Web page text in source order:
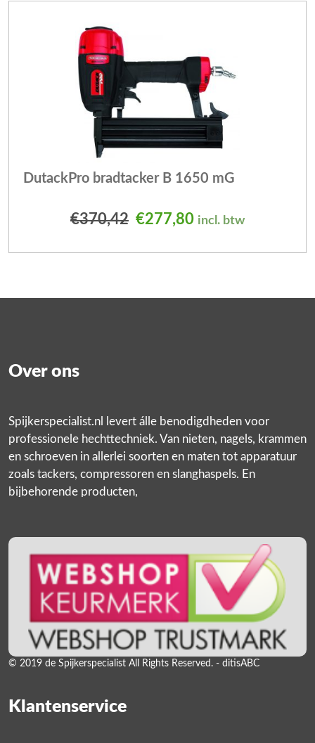
DutackPro bradtacker B 1650 mG
€370,42 Oorspronkelijke prijs
€277,80Huidige prijs is:
incl. btw
Over ons
Spijkerspecialist.nl levert álle benodigdheden voor
professionele hechttechniek. Van nieten, nagels, krammen
en schroeven in allerlei soorten en maten tot apparatuur
zoals tackers, compressoren en slanghaspels. En
bijbehorende producten,
© 2019 de Spijkerspecialist All Rights Reserved. - ditisABC
Klantenservice